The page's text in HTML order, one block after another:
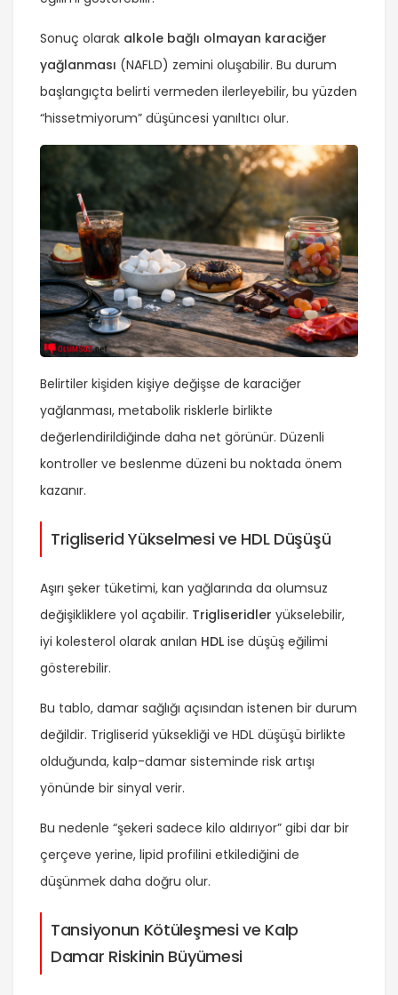
Sonuç olarak alkole bağlı olmayan karaciğer
yağlanması (NAFLD) zemini oluşabilir. Bu durum
başlangıçta belirti vermeden ilerleyebilir, bu yüzden
“hissetmiyorum” düşüncesi yanıltıcı olur.
Belirtiler kişiden kişiye değişse de karaciğer
yağlanması, metabolik risklerle birlikte
değerlendirildiğinde daha net görünür. Düzenli
kontroller ve beslenme düzeni bu noktada önem
kazanır.
Trigliserid Yükselmesi ve HDL Düşüşü
Aşırı şeker tüketimi, kan yağlarında da olumsuz
değişikliklere yol açabilir. Trigliseridler yükselebilir,
iyi kolesterol olarak anılan HDL ise düşüş eğilimi
gösterebilir.
Bu tablo, damar sağlığı açısından istenen bir durum
değildir. Trigliserid yüksekliği ve HDL düşüşü birlikte
olduğunda, kalp-damar sisteminde risk artışı
yönünde bir sinyal verir.
Bu nedenle “şekeri sadece kilo aldırıyor” gibi dar bir
çerçeve yerine, lipid profilini etkilediğini de
düşünmek daha doğru olur.
Tansiyonun Kötüleşmesi ve Kalp
Damar Riskinin Büyümesi